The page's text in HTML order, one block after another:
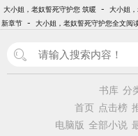
大小姐，老奴誓死守护您 筑暖 - 大小姐
新章节 - 大小姐，老奴誓死守护您全文阅
书库 分
首页 点击榜
电脑版 全部小说